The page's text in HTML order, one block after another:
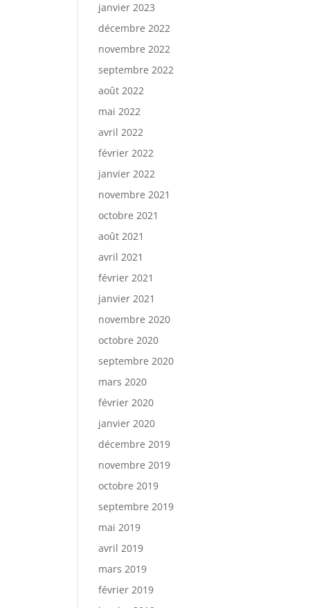
janvier 2023
décembre 2022
novembre 2022
septembre 2022
août 2022
mai 2022
avril 2022
février 2022
janvier 2022
novembre 2021
octobre 2021
août 2021
avril 2021
février 2021
janvier 2021
novembre 2020
octobre 2020
septembre 2020
mars 2020
février 2020
janvier 2020
décembre 2019
novembre 2019
octobre 2019
septembre 2019
mai 2019
avril 2019
mars 2019
février 2019